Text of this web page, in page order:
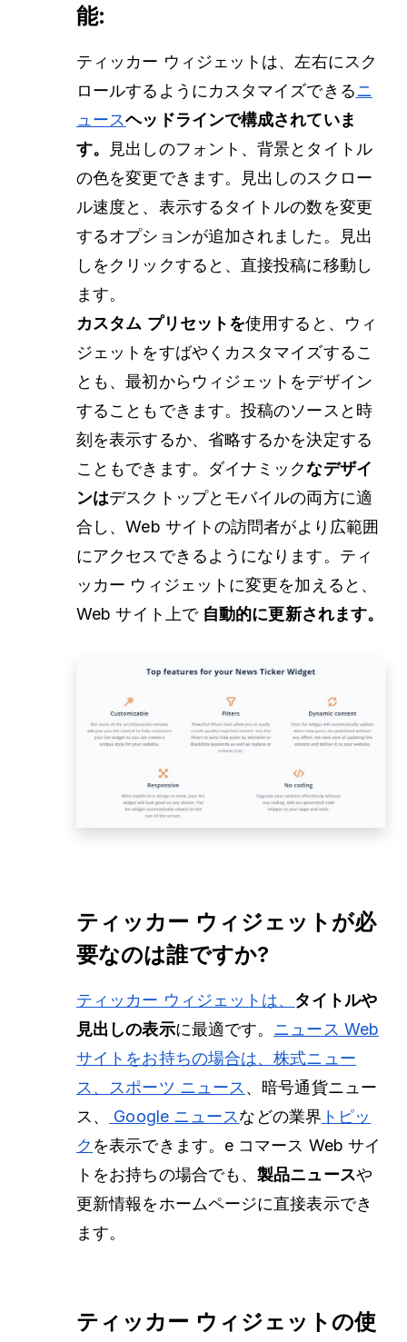
能:
ティッカー ウィジェットは、左右にスク
ロールするようにカスタマイズできるニ
ュースヘッドラインで構成されていま
す。
見出しのフォント、背景とタイトル
の色を変更できます。見出しのスクロー
ル速度と、表示するタイトルの数を変更
するオプションが追加されました。見出
しをクリックすると、直接投稿に移動し
ます。
カスタム プリセットを使用すると、ウィ
ジェットをすばやくカスタマイズするこ
とも、最初からウィジェットをデザイン
することもできます。投稿のソースと時
刻を表示するか、省略するかを決定する
こともできます。ダイナミックなデザイ
ンはデスクトップとモバイルの両方に適
合し、Web サイトの訪問者がより広範囲
にアクセスできるようになります。ティ
ッカー ウィジェットに変更を加えると、
Web サイト上で 自動的に更新されます。
ティッカー ウィジェットが必
要なのは誰ですか?
ティッカー ウィジェットは、 タイトルや
見出しの表示に最適です。 ニュース Web
サイトをお持ちの場合は、株式ニュー
ス、スポーツ ニュース 、暗号通貨ニュー
ス、
Google ニュースなどの業界 トピッ
ク を表示できます。e コマース Web サイ
トをお持ちの場合でも、製品ニュースや
更新情報をホームページに直接表示でき
ます。
ティッカー ウィジェットの使